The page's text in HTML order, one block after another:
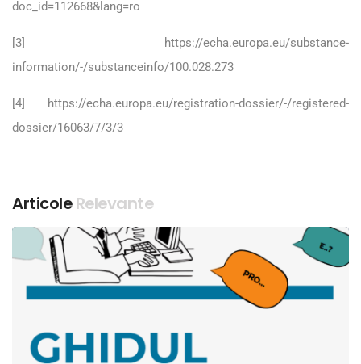
doc_id=112668&lang=ro
[3]
https://echa.europa.eu/substance-
information/-/substanceinfo/100.028.273
[4]
https://echa.europa.eu/registration-dossier/-/registered-
dossier/16063/7/3/3
ArticoleRelevante